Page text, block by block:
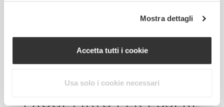
Mostra dettagli
Accetta tutti i cookie
Usa solo i cookie necessari
PROGETTATO PERESSERE